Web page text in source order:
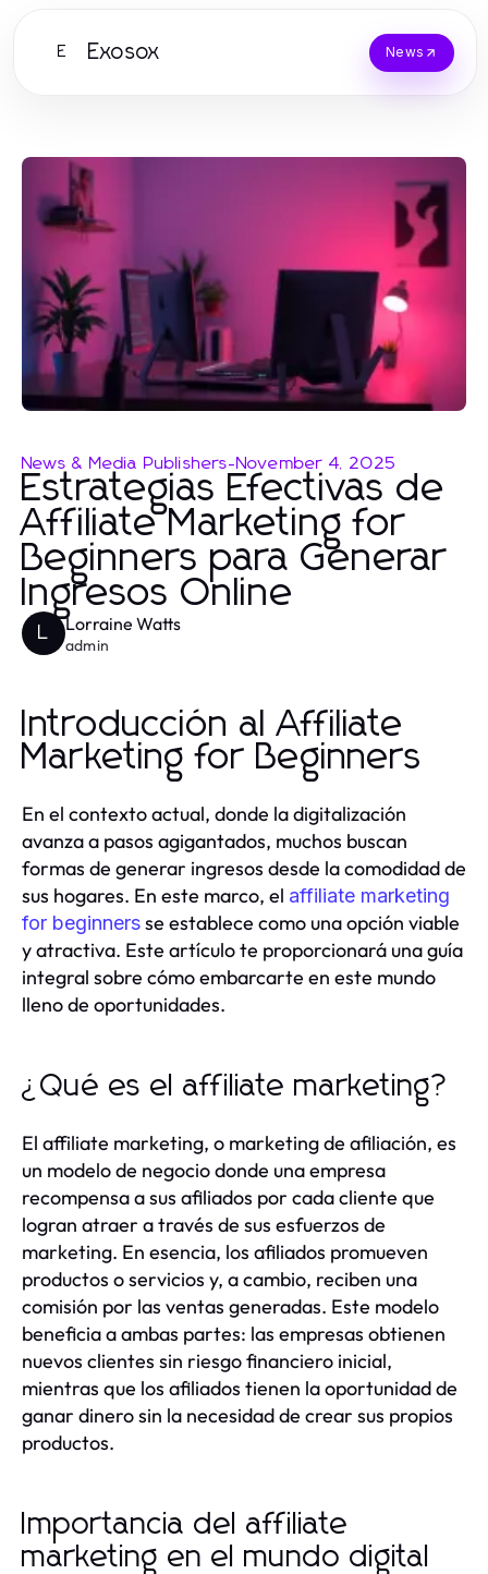
E Exosox News
News & Media Publishers-November 4, 2025
Estrategias Efectivas de
Affiliate Marketing for
Beginners para Generar
Ingresos Online
L Lorraine Watts
admin
Introducción al Affiliate
Marketing for Beginners
En el contexto actual, donde la digitalización
avanza a pasos agigantados, muchos buscan
formas de generar ingresos desde la comodidad de
sus hogares. En este marco, el affiliate marketing
for beginnersse establece como una opción viable
y atractiva. Este artículo te proporcionará una guía
integral sobre cómo embarcarte en este mundo
lleno de oportunidades.
¿Qué es el affiliate marketing?
El affiliate marketing, o marketing de afiliación, es
un modelo de negocio donde una empresa
recompensa a sus afiliados por cada cliente que
logran atraer a través de sus esfuerzos de
marketing. En esencia, los afiliados promueven
productos o servicios y, a cambio, reciben una
comisión por las ventas generadas. Este modelo
beneficia a ambas partes: las empresas obtienen
nuevos clientes sin riesgo financiero inicial,
mientras que los afiliados tienen la oportunidad de
ganar dinero sin la necesidad de crear sus propios
productos.
Importancia del affiliate
marketing en el mundo digital